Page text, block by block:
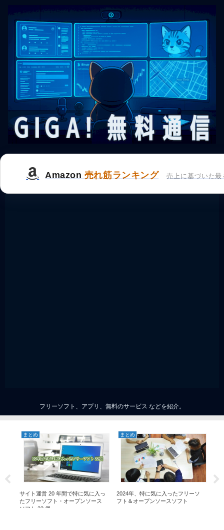
Amazon 売れ筋ランキング 売上に基づいた
フリーソフト、アプリ、無料のサービス などを紹介。
まとめ
サイト運営 20 年間で特に気に入っ
たフリーソフト・オープンソース
ソフト 22 個
まとめ
2024年、特に気に入ったフリーソ
フト＆オープンソースソフト